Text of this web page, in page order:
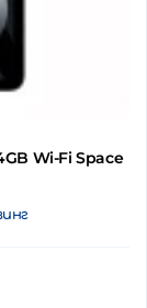
Wi-Fi Space